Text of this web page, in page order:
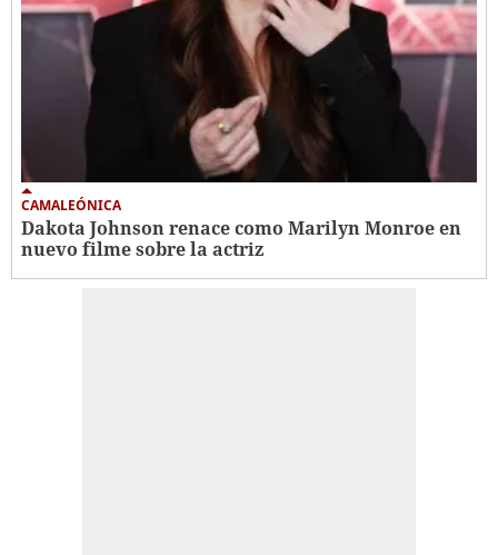
CAMALEÓNICA
Dakota Johnson renace como Marilyn Monroe en
nuevo filme sobre la actriz